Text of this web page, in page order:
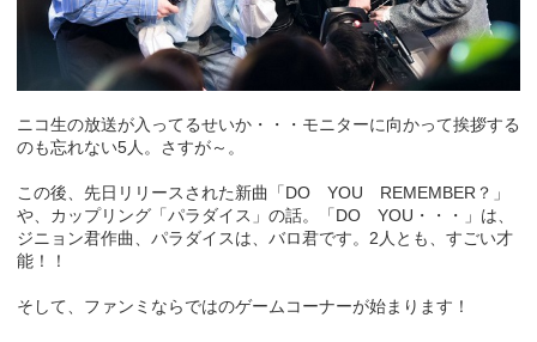
ニコ生の放送が入ってるせいか・・・モニターに向かって挨拶する
のも忘れない5人。さすが～。
この後、先日リリースされた新曲「DO YOU REMEMBER？」
や、カップリング「パラダイス」の話。「DO YOU・・・」は、
ジニョン君作曲、パラダイスは、バロ君です。2人とも、すごい才
能！！
そして、ファンミならではのゲームコーナーが始まります！